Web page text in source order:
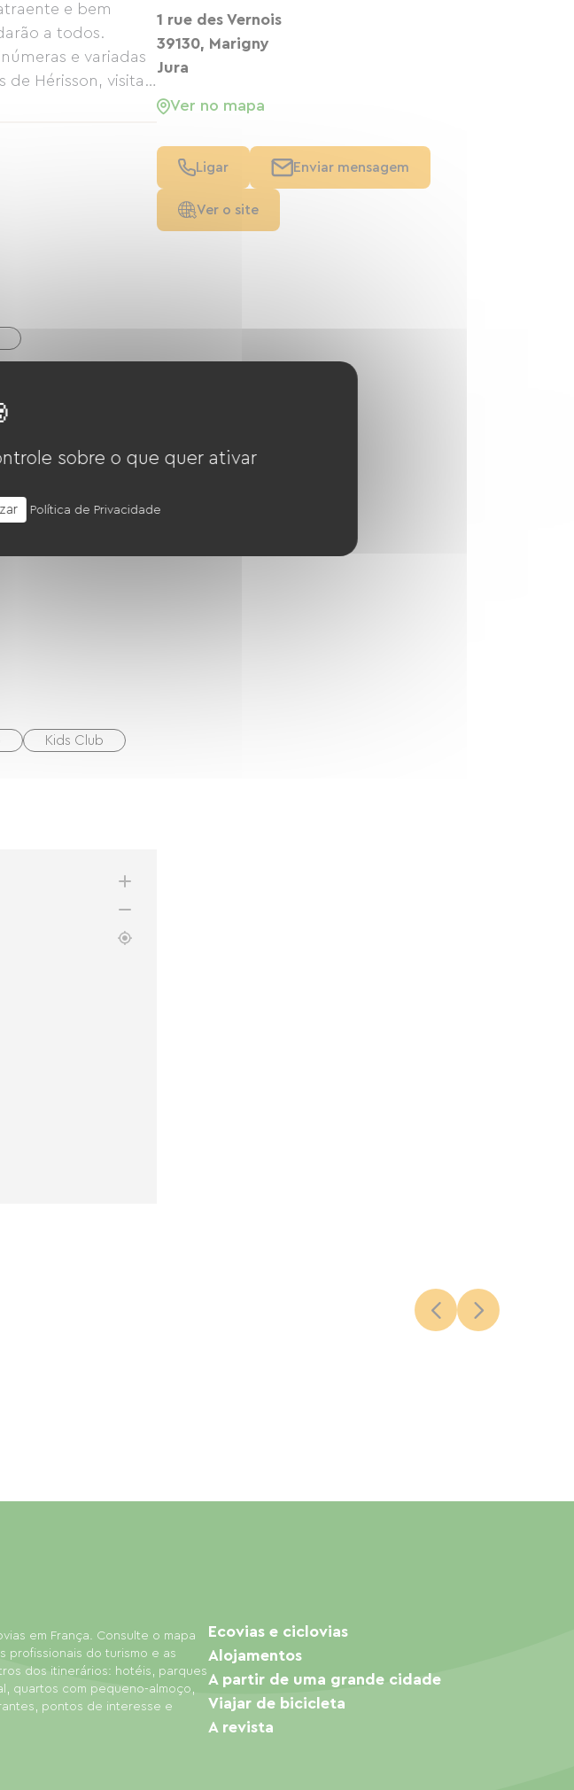
e bem
a todos.
e variadas
de Hérisson, visitas
coletiva
Kids Club
1 rue des Vernois
39130, Marigny
Jura
Ver no mapa
Ligar Enviar mensagem
Ver o site
em França. Consulte o mapa
profissionais do turismo e as
dos itinerários: hotéis, parques
quartos com pequeno-almoço,
pontos de interesse e
Ecovias e ciclovias
Alojamentos
A partir de uma grande cidade
Viajar de bicicleta
A revista
sobre o que quer ativar
Política de Privacidade